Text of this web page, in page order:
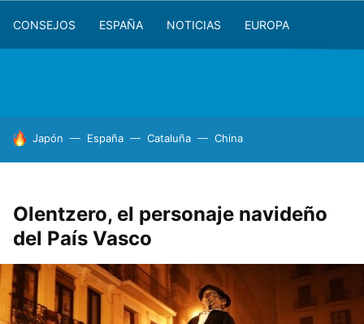
CONSEJOS ESPAÑA NOTICIAS EUROPA
HOY SE HABLA DE
Japón España Cataluña China
Olentzero, el personaje navideño
del País Vasco